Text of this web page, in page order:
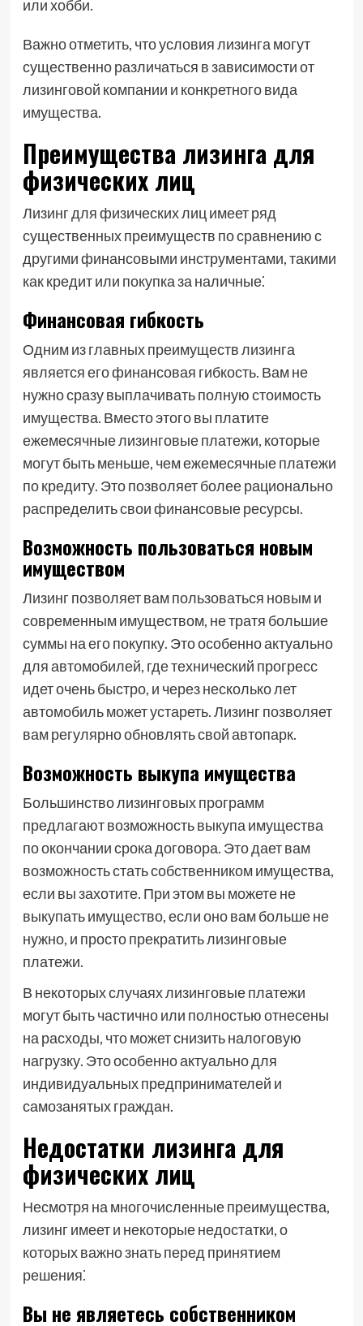
или хобби.
Важно отметить, что условия лизинга могут
существенно различаться в зависимости от
лизинговой компании и конкретного вида
имущества.
Преимущества лизинга для
физических лиц
Лизинг для физических лиц имеет ряд
существенных преимуществ по сравнению с
другими финансовыми инструментами, такими
как кредит или покупка за наличные⁚
Финансовая гибкость
Одним из главных преимуществ лизинга
является его финансовая гибкость. Вам не
нужно сразу выплачивать полную стоимость
имущества. Вместо этого вы платите
ежемесячные лизинговые платежи, которые
могут быть меньше, чем ежемесячные платежи
по кредиту. Это позволяет более рационально
распределить свои финансовые ресурсы.
Возможность пользоваться новым
имуществом
Лизинг позволяет вам пользоваться новым и
современным имуществом, не тратя большие
суммы на его покупку. Это особенно актуально
для автомобилей, где технический прогресс
идет очень быстро, и через несколько лет
автомобиль может устареть. Лизинг позволяет
вам регулярно обновлять свой автопарк.
Возможность выкупа имущества
Большинство лизинговых программ
предлагают возможность выкупа имущества
по окончании срока договора. Это дает вам
возможность стать собственником имущества,
если вы захотите. При этом вы можете не
выкупать имущество, если оно вам больше не
нужно, и просто прекратить лизинговые
платежи.
В некоторых случаях лизинговые платежи
могут быть частично или полностью отнесены
на расходы, что может снизить налоговую
нагрузку. Это особенно актуально для
индивидуальных предпринимателей и
самозанятых граждан.
Недостатки лизинга для
физических лиц
Несмотря на многочисленные преимущества,
лизинг имеет и некоторые недостатки, о
которых важно знать перед принятием
решения⁚
Вы не являетесь собственником